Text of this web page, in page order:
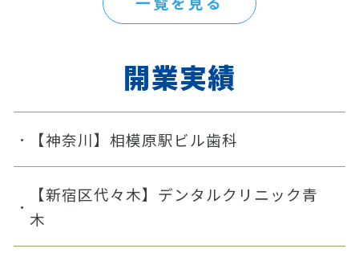
開業実績
【神奈川】相模原駅ビル歯科
【新宿区代々木】デンタルクリニック青
木